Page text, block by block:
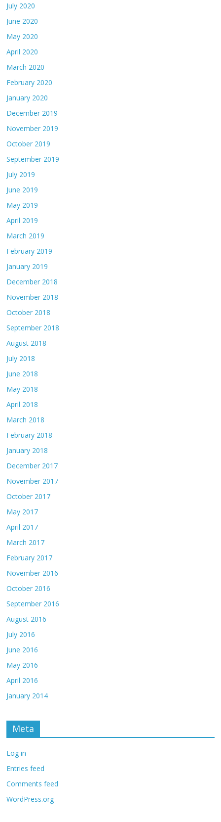
July 2020
June 2020
May 2020
April 2020
March 2020
February 2020
January 2020
December 2019
November 2019
October 2019
September 2019
July 2019
June 2019
May 2019
April 2019
March 2019
February 2019
January 2019
December 2018
November 2018
October 2018
September 2018
August 2018
July 2018
June 2018
May 2018
April 2018
March 2018
February 2018
January 2018
December 2017
November 2017
October 2017
May 2017
April 2017
March 2017
February 2017
November 2016
October 2016
September 2016
August 2016
July 2016
June 2016
May 2016
April 2016
January 2014
Meta
Log in
Entries feed
Comments feed
WordPress.org